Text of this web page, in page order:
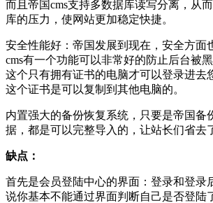
而且帝国cms支持多数据库读写分离，从
库的压力，使网站更加稳定快捷。
安全性能好：帝国发展到现在，安全方面
cms有一个功能可以非常好的防止后台被
这个只有拥有证书的电脑才可以登录进去
这个证书是可以复制到其他电脑的。
内置强大的备份恢复系统，只要是帝国备
据，都是可以完整导入的，让站长们省去
缺点：
首先是会员登陆中心的界面：登录和登录
说你基本不能通过界面判断自己是否登陆